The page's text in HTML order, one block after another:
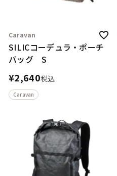
Caravan
SILICコーデュラ・ポーチ
バッグ S
¥2,640税込
Caravan